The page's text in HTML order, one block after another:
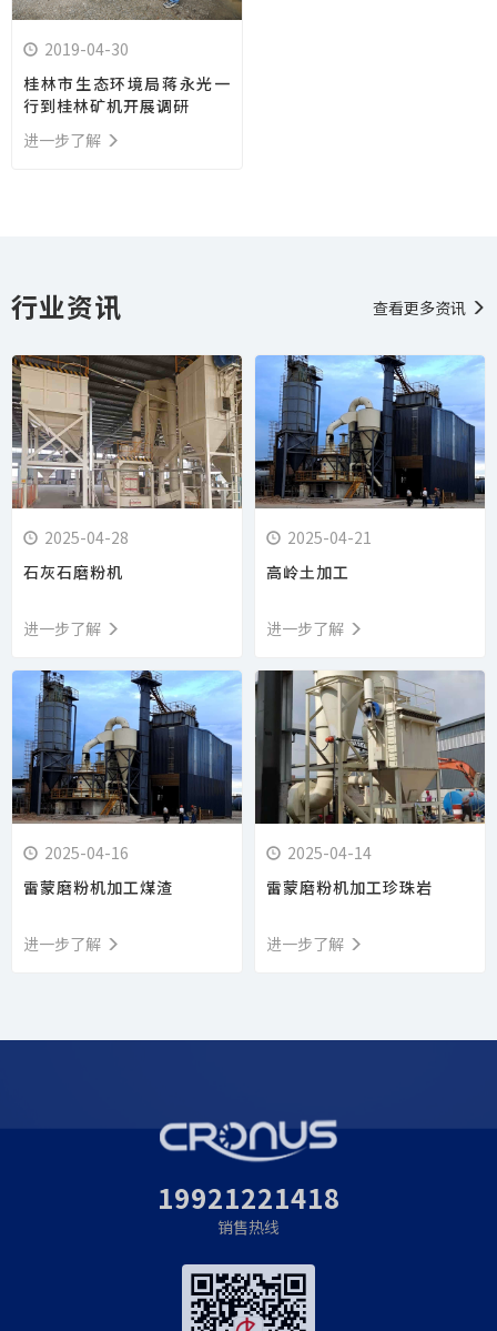
2019-04-30
桂林市生态环境局蒋永光一
行到桂林矿机开展调研
进一步了解
行业资讯 查看更多资讯
2025-04-28
石灰石磨粉机
进一步了解
2025-04-21
高岭土加工
进一步了解
2025-04-16
雷蒙磨粉机加工煤渣
进一步了解
2025-04-14
雷蒙磨粉机加工珍珠岩
进一步了解
19921221418
销售热线